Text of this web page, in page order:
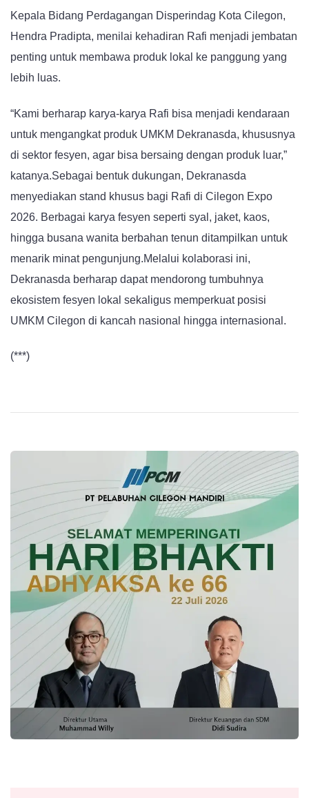
Kepala Bidang Perdagangan Disperindag Kota Cilegon,
Hendra Pradipta, menilai kehadiran Rafi menjadi jembatan
penting untuk membawa produk lokal ke panggung yang
lebih luas.
“Kami berharap karya-karya Rafi bisa menjadi kendaraan
untuk mengangkat produk UMKM Dekranasda, khususnya
di sektor fesyen, agar bisa bersaing dengan produk luar,”
katanya.Sebagai bentuk dukungan, Dekranasda
menyediakan stand khusus bagi Rafi di Cilegon Expo
2026. Berbagai karya fesyen seperti syal, jaket, kaos,
hingga busana wanita berbahan tenun ditampilkan untuk
menarik minat pengunjung.Melalui kolaborasi ini,
Dekranasda berharap dapat mendorong tumbuhnya
ekosistem fesyen lokal sekaligus memperkuat posisi
UMKM Cilegon di kancah nasional hingga internasional.
(***)